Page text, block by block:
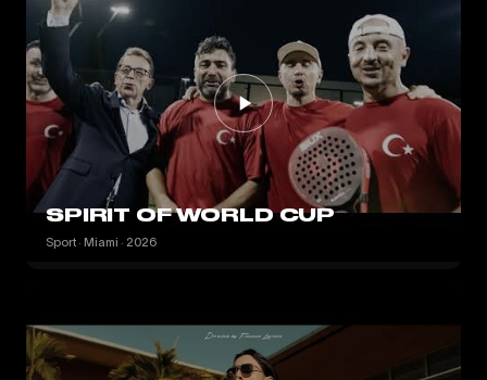
SPIRIT OF WORLD CUP
Sport · Miami · 2026